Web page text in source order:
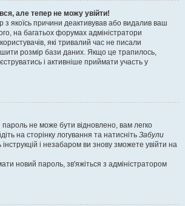
але тепер не можу увійти!
з якоїсь причини деактивував або видалив ваш
на багатьох форумах адміністратори
які тривалий час не писали
розмір бази даних. Якщо це трапилось,
і активніше приймати участь у
не може бути відновлено, вам легко
на сторінку логування та натисніть Забули
і незабаром ви знову зможете увійти на
новий пароль, зв'яжіться з адміністратором